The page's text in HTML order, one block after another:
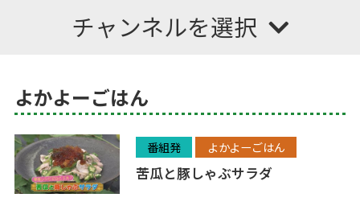
チャンネルを選択
よかよーごはん
番組発 よかよーごはん
苦瓜と豚しゃぶサラダ